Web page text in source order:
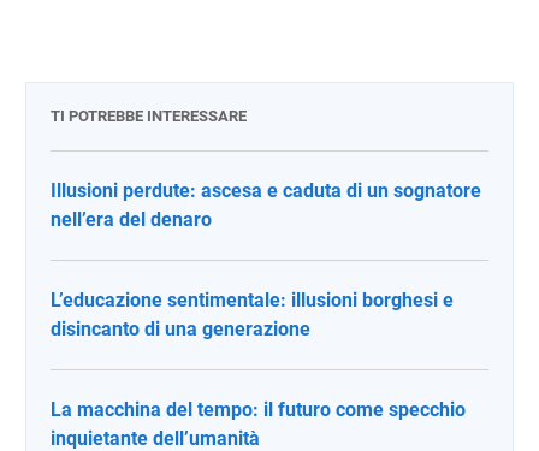
TI POTREBBE INTERESSARE
Illusioni perdute: ascesa e caduta di un sognatore
nell’era del denaro
L’educazione sentimentale: illusioni borghesi e
disincanto di una generazione
La macchina del tempo: il futuro come specchio
inquietante dell’umanità